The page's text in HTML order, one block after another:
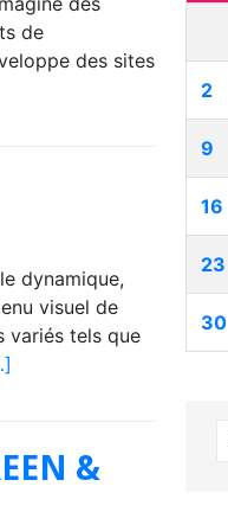
de
des sites
dynamique,
visuel de
variés tels que
&
2
9
16
23
30